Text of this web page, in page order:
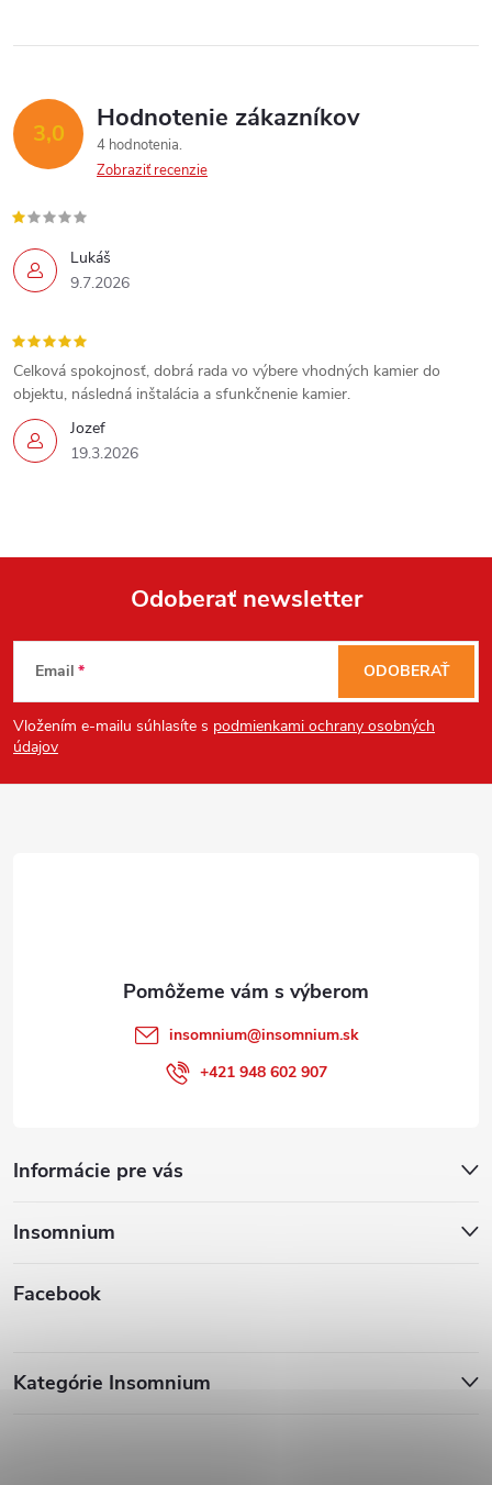
3,0 Hodnotenie zákazníkov
4 hodnotenia
Zobraziť recenzie
Lukáš
9.7.2026
Jozef
19.3.2026
Celková spokojnosť, dobrá rada vo výbere vhodných kamier do
objektu, následná inštalácia a sfunkčnenie kamier.
Z
á
p
Odoberať newsletter
Email
Vložením e-mailu súhlasíte s podmienkami ochrany osobných
údajov
ODOBERAŤ
Informácie pre vás
Insomnium
Facebook
insomnium@insomnium.sk
+421 948 602 907
Kategórie Insomnium